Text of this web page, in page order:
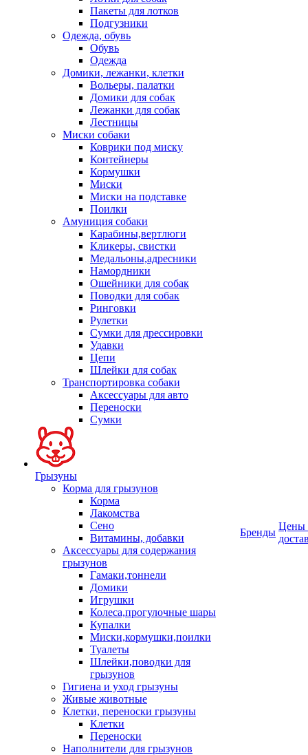
Пакеты для лотков
Подгузники
Одежда, обувь
Обувь
Одежда
Домики, лежанки, клетки
Вольеры, палатки
Домики для собак
Лежанки для собак
Лестницы
Миски собаки
Коврики под миску
Контейнеры
Кормушки
Миски
Миски на подставке
Поилки
Амуниция собаки
Карабины,вертлюги
Кликеры, свистки
Медальоны,адресники
Намордники
Ошейники для собак
Поводки для собак
Ринговки
Рулетки
Сумки для дрессировки
Удавки
Цепи
Шлейки для собак
Транспортировка собаки
Аксессуары для авто
Переноски
Сумки
Грызуны
Корма для грызунов
Корма
Лакомства
Сено
Витамины, добавки
Аксессуары для содержания
грызунов
Гамаки,тоннели
Домики
Игрушки
Колеса,прогулочные шары
Купалки
Миски,кормушки,поилки
Туалеты
Шлейки,поводки для
грызунов
Гигиена и уход грызуны
Живые животные
Клетки, переноски грызуны
Клетки
Переноски
Наполнители для грызунов
Бренды
Цены